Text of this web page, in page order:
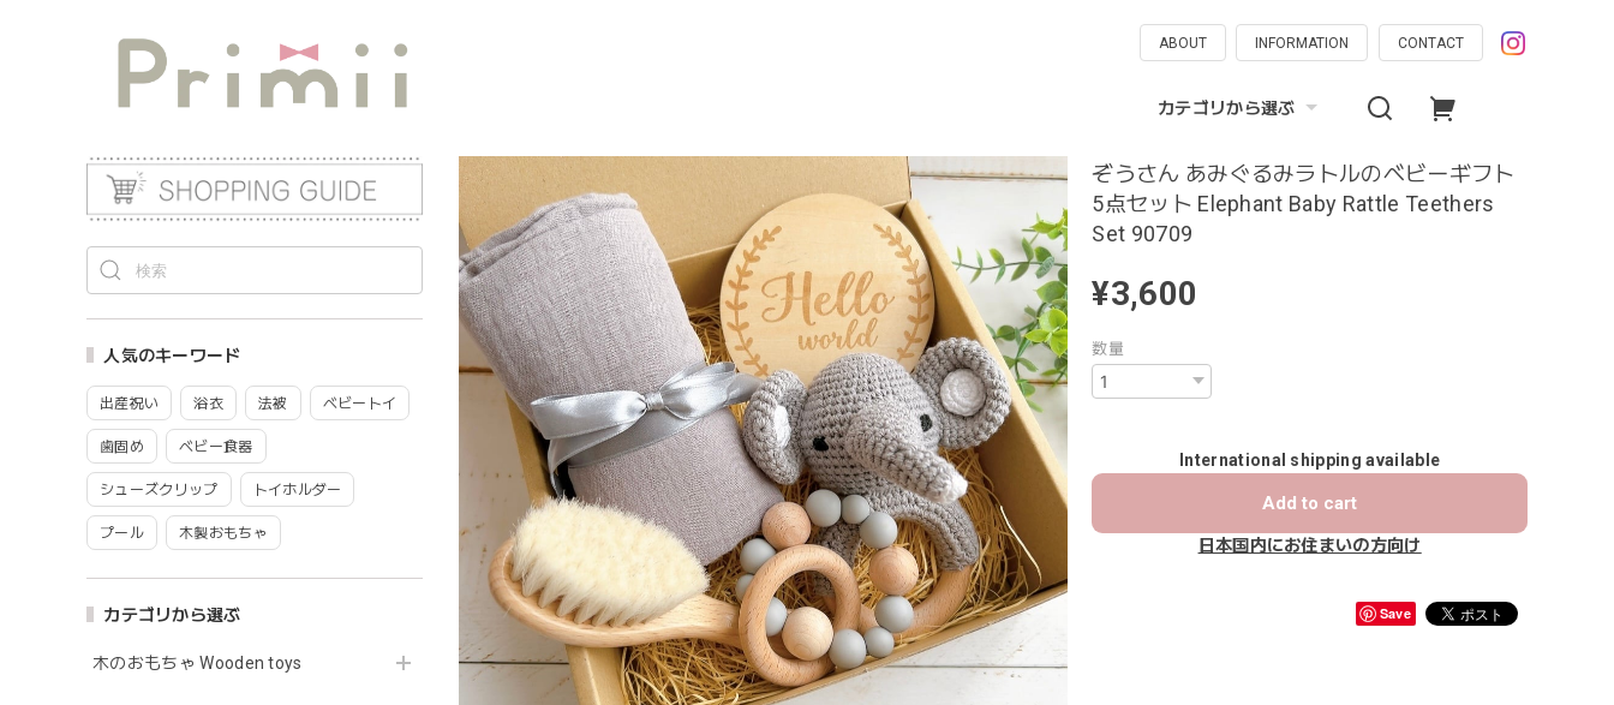
ABOUT INFORMATION CONTACT
カテゴリから選ぶ
人気のキーワード
出産祝い 浴衣 法被 ベビートイ
歯固め ベビー食器
シューズクリップ トイホルダー
プール 木製おもちゃ
カテゴリから選ぶ
木のおもちゃ Wooden toys
ぞうさん あみぐるみラトルのベビーギフト
5点セット Elephant Baby Rattle Teethers
Set 90709
¥3,600
数量
International shipping available
Add to cart
日本国内にお住まいの方向け
Save